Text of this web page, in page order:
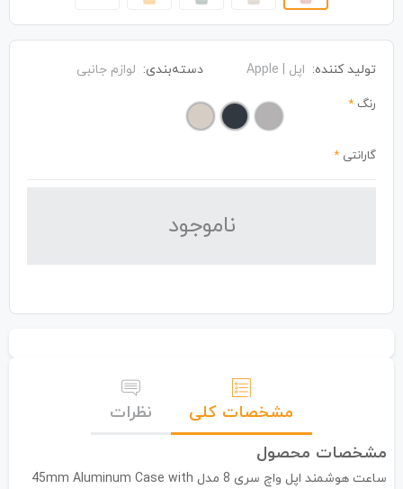
تولید کننده: اپل | Apple دسته‌بندی: لوازم جانبی
رنگ *
گارانتی *
نا‌موجود
مشخصات کلی
نظرات
مشخصات محصول
ساعت هوشمند اپل واچ سری 8 مدل 45mm Aluminum Case with